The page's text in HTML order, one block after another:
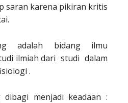
saran karena pikiran kritis
adalah bidang ilmu
ilmiah dari studi dalam
.
dibagi menjadi keadaan :